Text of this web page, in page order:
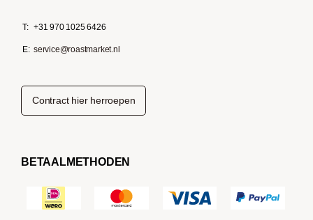
T: +31 970 1025 6426
E: service@roastmarket.nl
Contract hier herroepen
BETAALMETHODEN